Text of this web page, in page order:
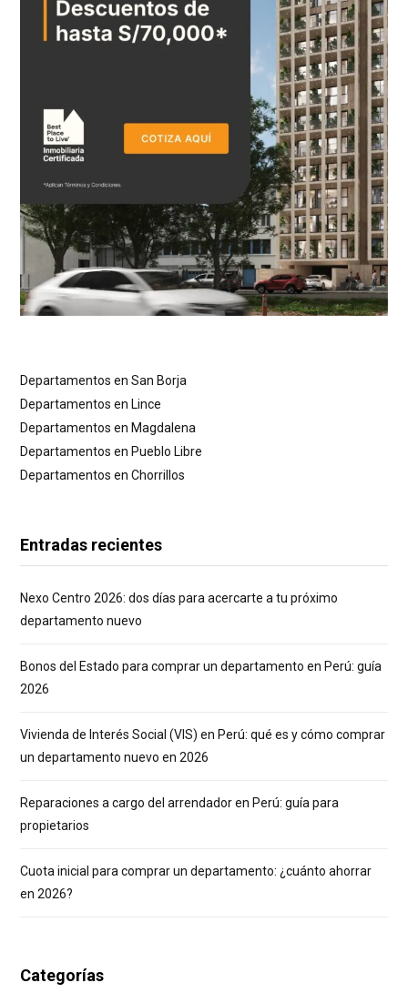
Departamentos en San Borja
Departamentos en Lince
Departamentos en Magdalena
Departamentos en Pueblo Libre
Departamentos en Chorrillos
Entradas recientes
Nexo Centro 2026: dos días para acercarte a tu próximo
departamento nuevo
Bonos del Estado para comprar un departamento en Perú: guía
2026
Vivienda de Interés Social (VIS) en Perú: qué es y cómo comprar
un departamento nuevo en 2026
Reparaciones a cargo del arrendador en Perú: guía para
propietarios
Cuota inicial para comprar un departamento: ¿cuánto ahorrar
en 2026?
Categorías